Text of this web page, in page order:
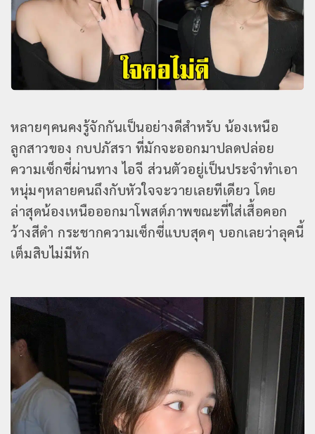
หลายๆคนคงรู้จักกันเป็นอย่างดีสำหรับ น้องเหนือ
ลูกสาวของ กบปภัสรา ที่มักจะออกมาปลดปล่อย
ความเซ็กซี่ผ่านทาง ไอจี ส่วนตัวอยู่เป็นประจำทำเอา
หนุ่มๆหลายคนถึงกับหัวใจจะวายเลยทีเดียว โดย
ล่าสุดน้องเหนือออกมาโพสต์ภาพขณะที่ใส่เสื้อคอก
ว้างสีดำ กระชากความเซ็กซี่แบบสุดๆ บอกเลยว่าลุคนี้
เต็มสิบไม่มีหัก